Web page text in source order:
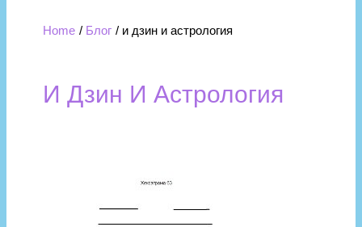
Home Блог и дзин и астрология
И Дзин И Астрология